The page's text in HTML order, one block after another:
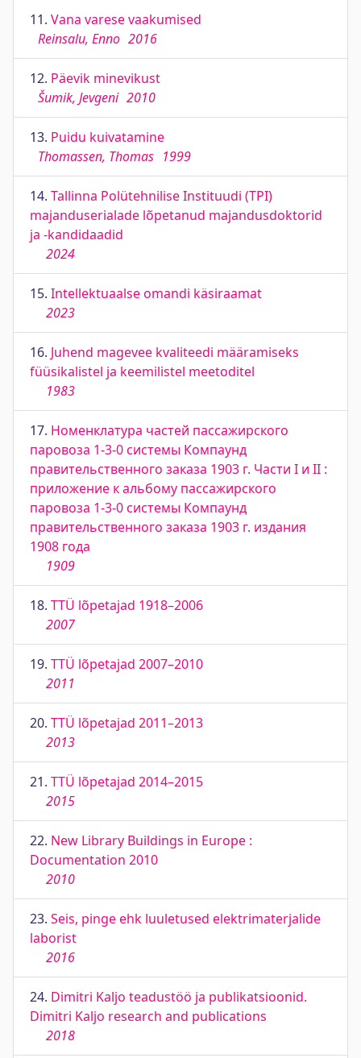
11. Vana varese vaakumised
Reinsalu, Enno 2016
12. Päevik minevikust
Šumik, Jevgeni 2010
13. Puidu kuivatamine
Thomassen, Thomas 1999
14. Tallinna Polütehnilise Instituudi (TPI)
majanduserialade lõpetanud majandusdoktorid
ja -kandidaadid
2024
15. Intellektuaalse omandi käsiraamat
2023
16. Juhend magevee kvaliteedi määramiseks
füüsikalistel ja keemilistel meetoditel
1983
17. Номенклатура частей пассажирского
паровоза 1-3-0 системы Компаунд
правительственного заказа 1903 г. Части I и II :
приложение к альбому пассажирского
паровоза 1-3-0 системы Компаунд
правительственного заказа 1903 г. издания
1908 года
1909
18. TTÜ lõpetajad 1918–2006
2007
19. TTÜ lõpetajad 2007–2010
2011
20. TTÜ lõpetajad 2011–2013
2013
21. TTÜ lõpetajad 2014–2015
2015
22. New Library Buildings in Europe :
Documentation 2010
2010
23. Seis, pinge ehk luuletused elektrimaterjalide
laborist
2016
24. Dimitri Kaljo teadustöö ja publikatsioonid.
Dimitri Kaljo research and publications
2018